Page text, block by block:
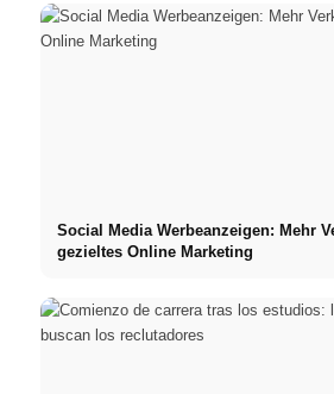
Social Media Werbeanzeigen: Mehr
gezieltes Online Marketing